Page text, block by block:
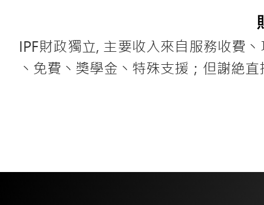
IPF財政獨立, 主要收入來自服務收費
丶免費丶獎學金丶特殊支援；但謝絶